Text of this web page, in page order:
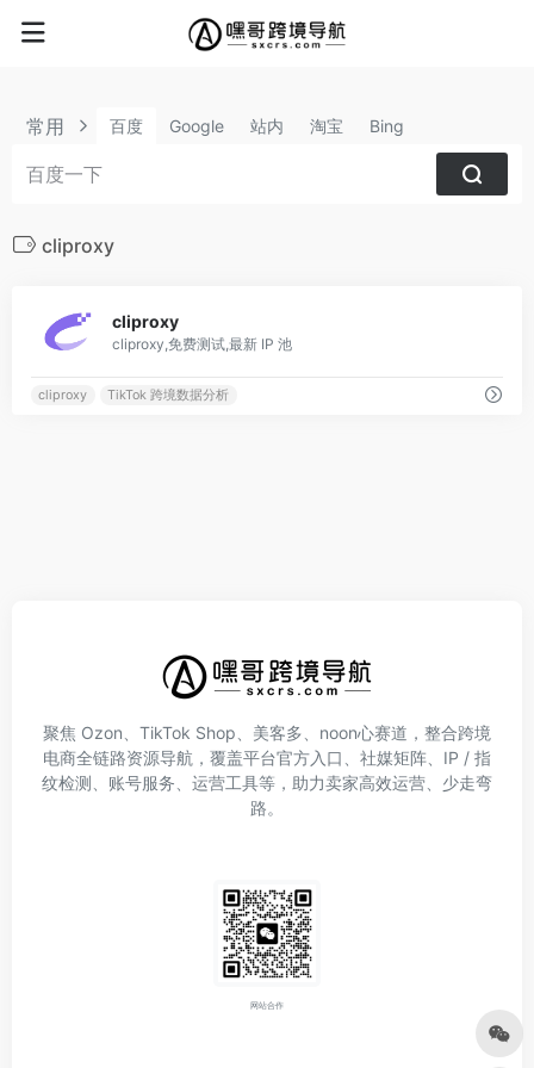
常用 百度 Google 站内 淘宝 Bing
cliproxy
cliproxy
cliproxy,免费测试,最新 IP 池
cliproxy TikTok 跨境数据分析
聚焦 Ozon、TikTok Shop、美客多、noon心赛道，整合跨境
电商全链路资源导航，覆盖平台官方入口、社媒矩阵、IP / 指
纹检测、账号服务、运营工具等，助力卖家高效运营、少走弯
路。
网站合作